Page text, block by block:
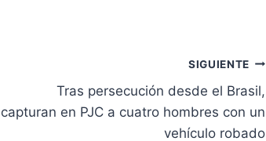
SIGUIENTE
Tras persecución desde el Brasil,
capturan en PJC a cuatro hombres con un
vehículo robado